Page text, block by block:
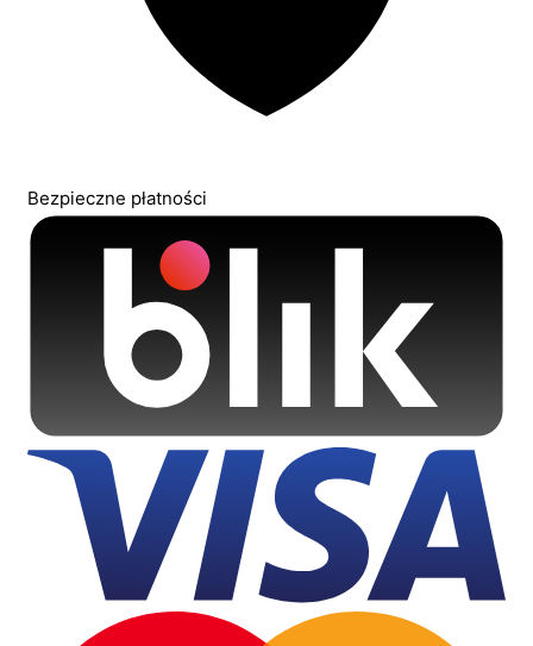
Bezpieczne płatności